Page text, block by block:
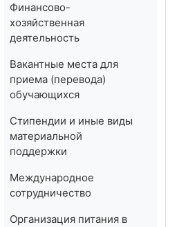
Финансово-
хозяйственная
деятельность
Вакантные места для
приема (перевода)
обучающихся
Стипендии и иные виды
материальной
поддержки
Международное
сотрудничество
Организация питания в